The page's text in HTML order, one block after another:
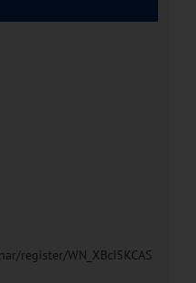
register/WN_XBcI5KCAS